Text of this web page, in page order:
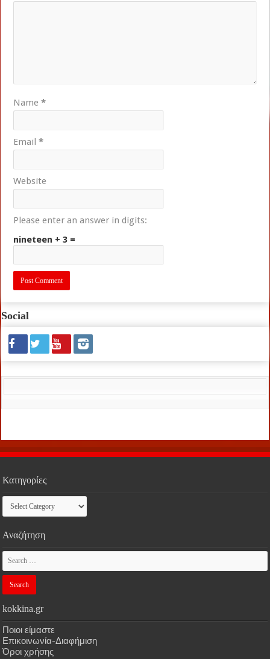
Name*
Email*
Website
Please enter an answer in digits:
nineteen + 3 =
Social
Κατηγορίες
Κατηγορίες
Αναζήτηση
kokkina.gr
Ποιοι είμαστε
Επικοινωνία-Διαφήμιση
Όροι χρήσης